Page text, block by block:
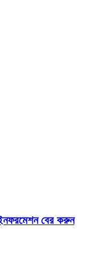
বের করুন